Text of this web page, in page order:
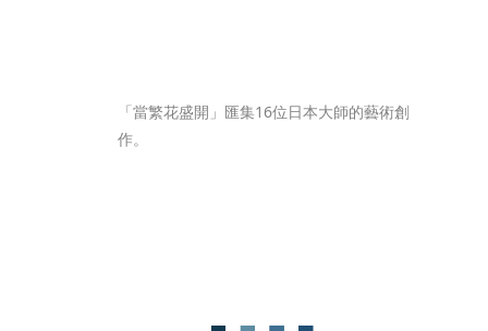
「當繁花盛開」匯集16位日本大師的藝術創
作。